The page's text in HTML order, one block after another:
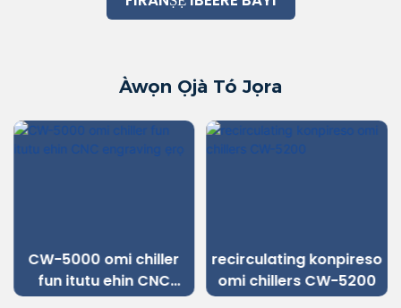
Àwọn Ọjà Tó Jọra
CW-5000 omi chiller
fun itutu ehin CNC
engraving ẹrọ
recirculating konpireso
omi chillers CW-5200